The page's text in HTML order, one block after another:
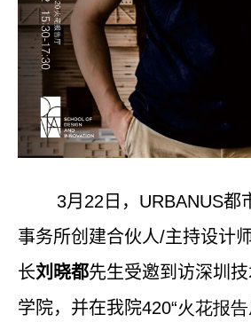
3月22日，URBANUS都
事务所创建合伙人/主持设计
长刘晓都先生受邀到访深圳
学院，并在我院420“火花报